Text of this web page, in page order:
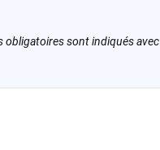
obligatoires sont indiqués avec